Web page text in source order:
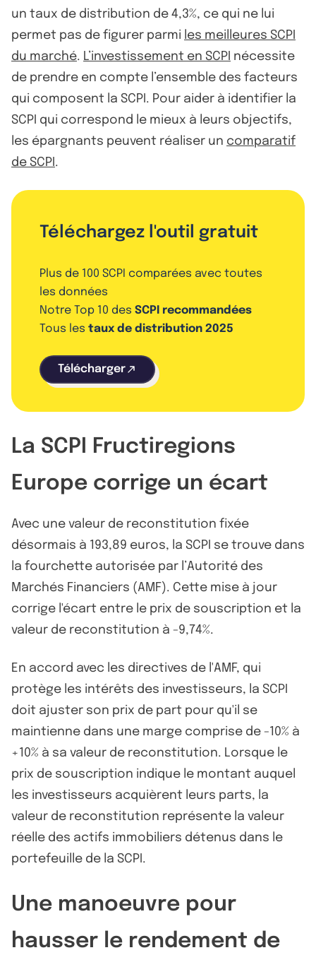
un taux de distribution de 4,3%, ce qui ne lui
permet pas de figurer parmi les meilleures SCPI
du marché. L’investissement en SCPI nécessite
de prendre en compte l’ensemble des facteurs
qui composent la SCPI. Pour aider à identifier la
SCPI qui correspond le mieux à leurs objectifs,
les épargnants peuvent réaliser un comparatif
de SCPI .
Téléchargez l'outil gratuit
Plus de 100 SCPI comparées avec toutes
les données
Notre Top 10 des SCPI recommandées
Tous les taux de distribution 2025
Télécharger
La SCPI Fructiregions
Europe corrige un écart
Avec une valeur de reconstitution fixée
désormais à 193,89 euros, la SCPI se trouve dans
la fourchette autorisée par l’Autorité des
Marchés Financiers (AMF). Cette mise à jour
corrige l'écart entre le prix de souscription et la
valeur de reconstitution à -9,74%.
En accord avec les directives de l'AMF, qui
protège les intérêts des investisseurs, la SCPI
doit ajuster son prix de part pour qu'il se
maintienne dans une marge comprise de -10% à
+10% à sa valeur de reconstitution. Lorsque le
prix de souscription indique le montant auquel
les investisseurs acquièrent leurs parts, la
valeur de reconstitution représente la valeur
réelle des actifs immobiliers détenus dans le
portefeuille de la SCPI.
Une manoeuvre pour
hausser le rendement de